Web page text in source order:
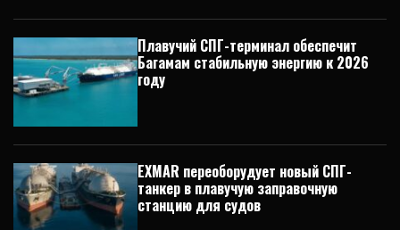
Плавучий СПГ-терминал обеспечит
Багамам стабильную энергию к 2026
году
EXMAR переоборудует новый СПГ-
танкер в плавучую заправочную
станцию для судов